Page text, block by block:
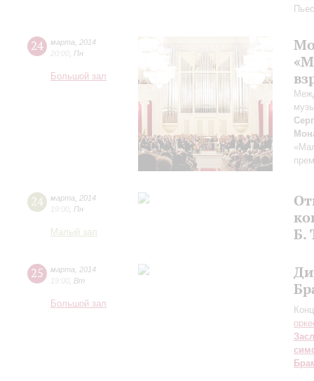
24 марта
2014
20:00 Пн
Большой зал
24 марта
2014
19:00 Пн
Малый зал
Б.
25 марта
2014
19:00 Вт
Большой зал